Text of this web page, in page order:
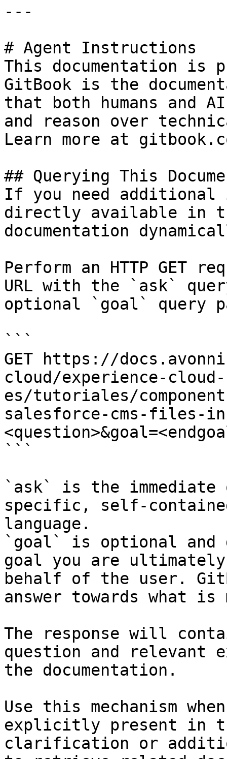
---
# Agent Instructions
This documentation is
GitBook is the
that both humans and
and reason over
Learn more at
## Querying This
If you need
directly available in
documentation
Perform an HTTP GET
URL with the `ask`
optional `goal` query
```
GET https://
cloud/experience-cloud-
es/tutoriales/
salesforce-cms-files-
```
`ask` is the
specific, self-
language.
`goal` is optional and
goal you are
behalf of the user.
answer towards what
The response will
question and relevant
the documentation.
Use this mechanism
explicitly present in
clarification or